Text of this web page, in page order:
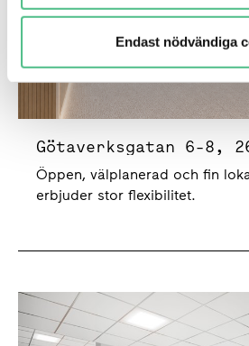
Endast nödvändiga
Öppen, välplanerad och fin
erbjuder stor flexibilitet.
Lindholmsallén 10